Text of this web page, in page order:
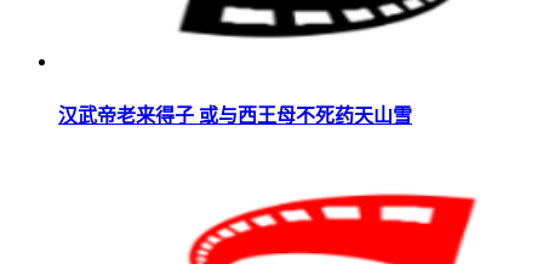
汉武帝老来得子 或与西王母不死药天山雪